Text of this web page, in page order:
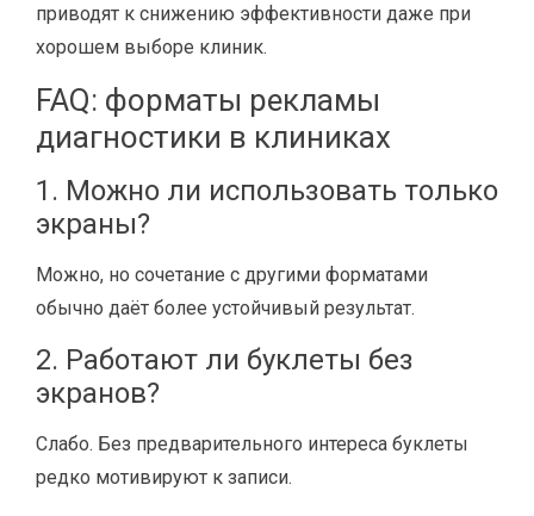
приводят к снижению эффективности даже при
хорошем выборе клиник.
FAQ: форматы рекламы
диагностики в клиниках
1. Можно ли использовать только
экраны?
Можно, но сочетание с другими форматами
обычно даёт более устойчивый результат.
2. Работают ли буклеты без
экранов?
Слабо. Без предварительного интереса буклеты
редко мотивируют к записи.